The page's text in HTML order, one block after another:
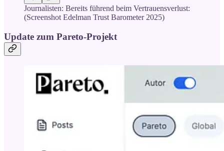
Journalisten: Bereits führend beim Vertrauensverlust:
(Screenshot Edelman Trust Barometer 2025)
Update zum Pareto-Projekt